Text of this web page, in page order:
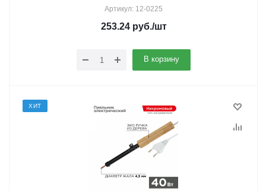
Артикул: 12-0225
253.24руб./шт
В корзину
ХИТ